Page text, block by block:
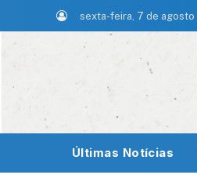
sexta-feira, 7 de agosto
Últimas Notícias